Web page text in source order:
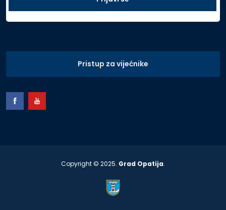
Pristup za vijećnike
Copyright © 2025. Grad Opatija.